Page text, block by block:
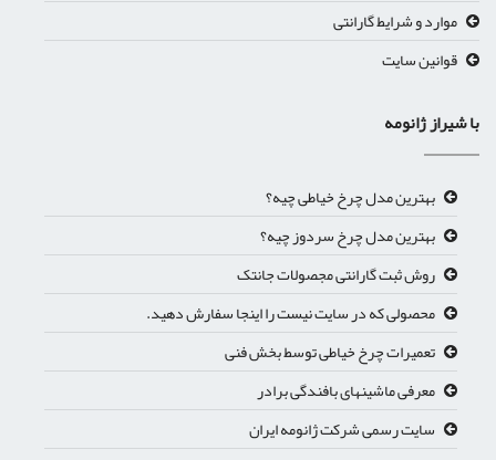
موارد و شرایط گارانتی
قوانین سایت
با شیراز ژانومه
بهترین مدل چرخ خیاطی چیه؟
بهترین مدل چرخ سردوز چیه؟
روش ثبت گارانتی مجصولات جانتک
محصولی که در سایت نیست را اینجا سفارش دهید.
تعمیرات چرخ خیاطی توسط بخش فنی
معرفی ماشینهای بافندگی برادر
سایت رسمی شرکت ژانومه ایران